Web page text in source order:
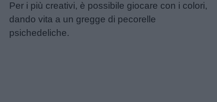
Per i più creativi, è possibile giocare con i colori,
dando vita a un gregge di pecorelle
psichedeliche.